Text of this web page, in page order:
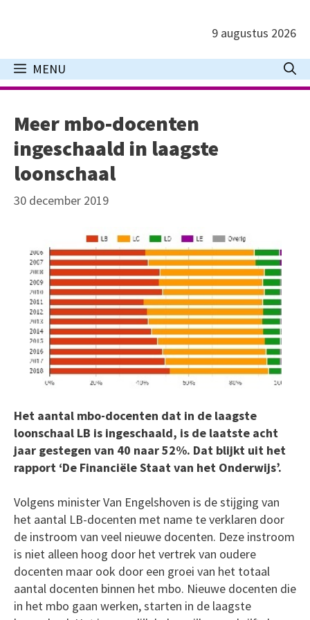
inhoud
9 augustus 2026
MENU
Meer mbo-docenten
ingeschaald in laagste
loonschaal
30 december 2019
Het aantal mbo-docenten dat in de laagste
loonschaal LB is ingeschaald, is de laatste acht
jaar gestegen van 40 naar 52%. Dat blijkt uit het
rapport ‘De Financiële Staat van het Onderwijs’.
Volgens minister Van Engelshoven is de stijging van
het aantal LB-docenten met name te verklaren door
de instroom van veel nieuwe docenten. Deze instroom
is niet alleen hoog door het vertrek van oudere
docenten maar ook door een groei van het totaal
aantal docenten binnen het mbo. Nieuwe docenten die
in het mbo gaan werken, starten in de laagste